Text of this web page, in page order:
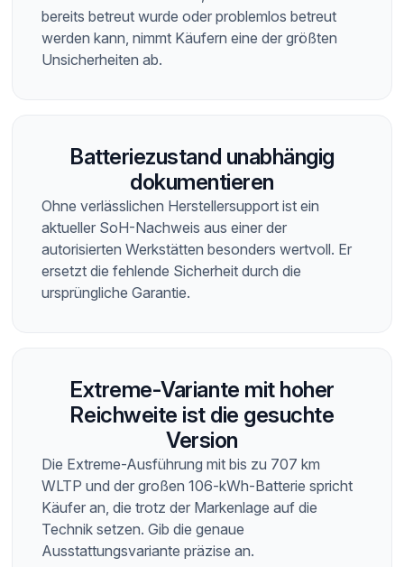
bereits betreut wurde oder problemlos betreut
werden kann, nimmt Käufern eine der größten
Unsicherheiten ab.
Batteriezustand unabhängig
dokumentieren
Ohne verlässlichen Herstellersupport ist ein
aktueller SoH-Nachweis aus einer der
autorisierten Werkstätten besonders wertvoll. Er
ersetzt die fehlende Sicherheit durch die
ursprüngliche Garantie.
Extreme-Variante mit hoher
Reichweite ist die gesuchte
Version
Die Extreme-Ausführung mit bis zu 707 km
WLTP und der großen 106-kWh-Batterie spricht
Käufer an, die trotz der Markenlage auf die
Technik setzen. Gib die genaue
Ausstattungsvariante präzise an.